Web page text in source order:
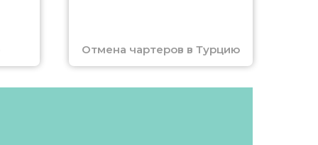
Отмена чартеров в Турцию